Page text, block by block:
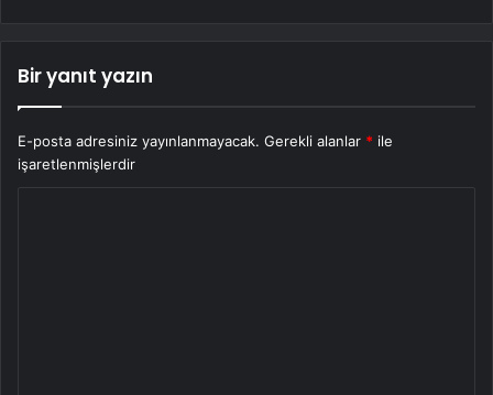
Bir yanıt yazın
E-posta adresiniz yayınlanmayacak. Gerekli alanlar * ile
işaretlenmişlerdir